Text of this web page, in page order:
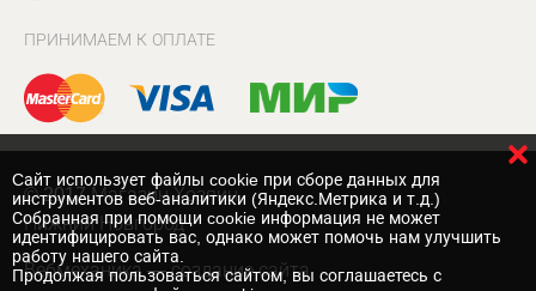
ПРИНИМАЕМ К ОПЛАТЕ
© 2017 Магазин Хозяин
Нижний Новгород
Вебмеханика — создание сайта
Cайт использует файлы cookie при сборе данных для
инструментов веб-аналитики (Яндекс.Метрика и т.д.)
Собранная при помощи cookie информация не может
идентифицировать вас, однако может помочь нам улучшить
работу нашего сайта.
Продолжая пользоваться сайтом, вы соглашаетесь с